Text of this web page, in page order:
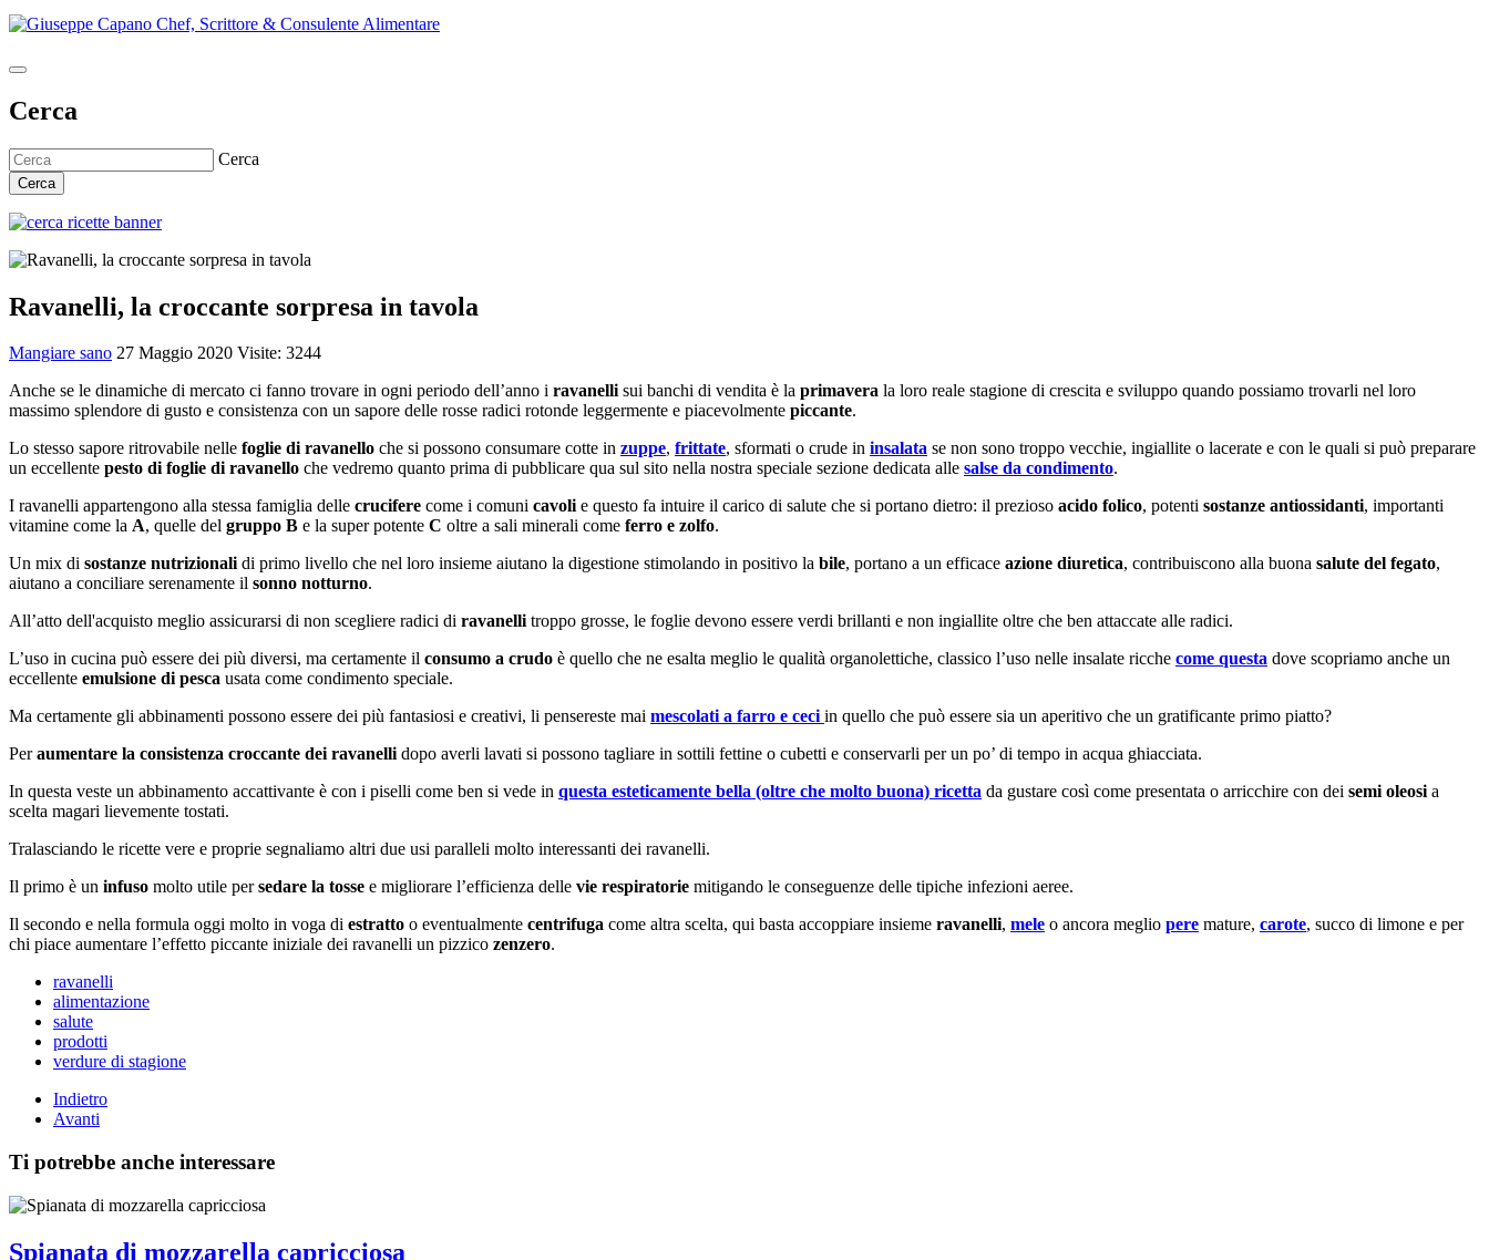
Cerca
Cerca
Cerca
Ravanelli, la croccante sorpresa in tavola
Mangiare sano 27 Maggio 2020 Visite: 3244
Anche se le dinamiche di mercato ci fanno trovare in ogni periodo dell’anno i ravanellisui banchi di vendita è la primavera la loro reale stagione di crescita e sviluppo quando possiamo trovarli nel loro
massimo splendore di gusto e consistenza con un sapore delle rosse radici rotonde leggermente e piacevolmente piccante.
Lo stesso sapore ritrovabile nelle foglie di ravanello che si possono consumare cotte in zuppe, frittate, sformati o crude in insalata se non sono troppo vecchie, ingiallite o lacerate e con le quali si può preparare
un eccellente pesto di foglie di ravanello che vedremo quanto prima di pubblicare qua sul sito nella nostra speciale sezione dedicata alle salse da condimento.
I ravanelli appartengono alla stessa famiglia delle crucifere come i comuni cavolie questo fa intuire il carico di salute che si portano dietro: il prezioso acido folico, potenti sostanze antiossidanti, importanti
vitamine come la A, quelle del gruppo B e la super potente C oltre a sali minerali come ferro e zolfo.
Un mix di sostanze nutrizionalidi primo livello che nel loro insieme aiutano la digestione stimolando in positivo la bile, portano a un efficace azione diuretica, contribuiscono alla buona salute del fegato,
aiutano a conciliare serenamente il sonno notturno.
All’atto dell'acquisto meglio assicurarsi di non scegliere radici di ravanellitroppo grosse, le foglie devono essere verdi brillanti e non ingiallite oltre che ben attaccate alle radici.
L’uso in cucina può essere dei più diversi, ma certamente il consumo a crudo è quello che ne esalta meglio le qualità organolettiche, classico l’uso nelle insalate ricche come questa dove scopriamo anche un
eccellente emulsione di pesca usata come condimento speciale.
Ma certamente gli abbinamenti possono essere dei più fantasiosi e creativi, li pensereste mai mescolati a farro e ceci in quello che può essere sia un aperitivo che un gratificante primo piatto?
Peraumentare la consistenza croccante dei ravanellidopo averli lavati si possono tagliare in sottili fettine o cubetti e conservarli per un po’ di tempo in acqua ghiacciata.
In questa veste un abbinamento accattivante è con i piselli come ben si vede in questa esteticamente bella (oltre che molto buona) ricetta da gustare così come presentata o arricchire con dei semi oleosia
scelta magari lievemente tostati.
Tralasciando le ricette vere e proprie segnaliamo altri due usi paralleli molto interessanti dei ravanelli.
Il primo è un infuso molto utile persedare la tosse e migliorare l’efficienza delle vie respiratorie mitigando le conseguenze delle tipiche infezioni aeree.
Il secondo e nella formula oggi molto in voga di estratto o eventualmente centrifuga come altra scelta, qui basta accoppiare insieme ravanelli, mele o ancora meglio pere mature, carote, succo di limone e per
chi piace aumentare l’effetto piccante iniziale dei ravanelli un pizzico zenzero.
ravanelli
alimentazione
salute
prodotti
verdure di stagione
Indietro
Avanti
Ti potrebbe anche interessare
Spianata di mozzarella capricciosa